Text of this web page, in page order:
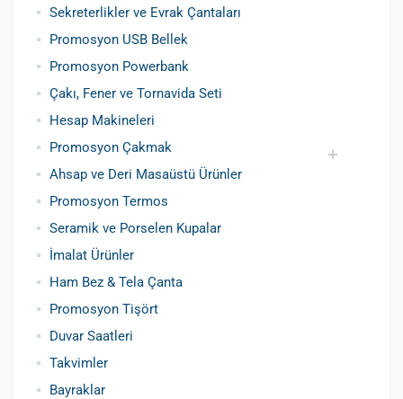
Sekreterlikler ve Evrak Çantaları
Promosyon USB Bellek
Promosyon Powerbank
Çakı, Fener ve Tornavida Seti
Hesap Makineleri
Promosyon Çakmak
Siboplu Çakmak
Manyetolu Çakmak
Ahsap ve Deri Masaüstü Ürünler
Promosyon Termos
Seramik ve Porselen Kupalar
İmalat Ürünler
Ham Bez & Tela Çanta
Promosyon Tişört
Duvar Saatleri
Takvimler
Bayraklar